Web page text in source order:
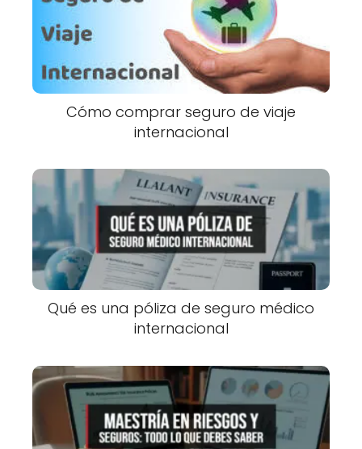
Cómo comprar seguro de viaje
internacional
Qué es una póliza de seguro médico
internacional